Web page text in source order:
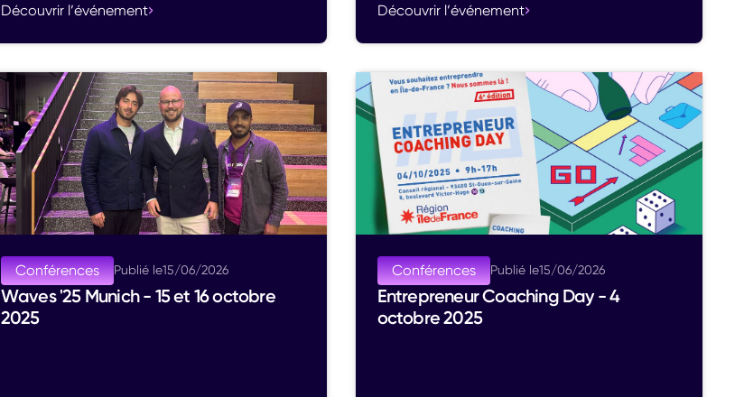
Découvrir l’événement Découvrir l’événement
Conférences Publié le15/06/2026
Waves '25 Munich - 15 et 16 octobre
2025
Conférences Publié le15/06/2026
Entrepreneur Coaching Day - 4
octobre 2025